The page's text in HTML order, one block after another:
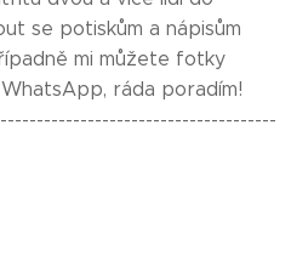
se potiskům a nápisům
mi můžete fotky
ráda poradím!